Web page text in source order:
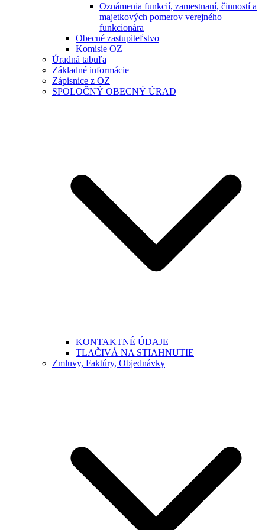
Oznámenia funkcií, zamestnaní, činností a
majetkových pomerov verejného
funkcionára
Obecné zastupiteľstvo
Komisie OZ
Úradná tabuľa
Základné informácie
Zápisnice z OZ
SPOLOČNÝ OBECNÝ ÚRAD
KONTAKTNÉ ÚDAJE
TLAČIVÁ NA STIAHNUTIE
Zmluvy, Faktúry, Objednávky